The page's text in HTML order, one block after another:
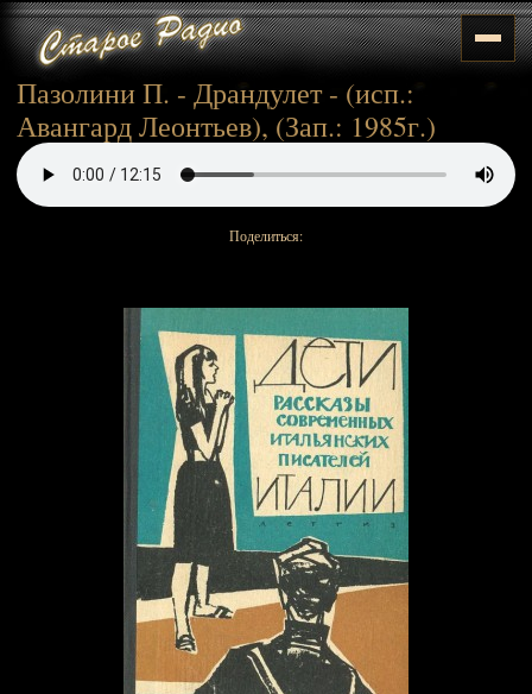
Пазолини П. - Драндулет - (исп.:
Авангард Леонтьев), (Зап.: 1985г.)
Поделиться: